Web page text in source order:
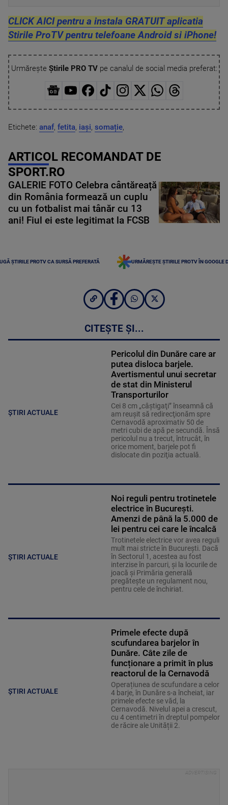
CLICK AICI pentru a instala GRATUIT aplicatia
Stirile ProTV pentru telefoane Android si iPhone!
Urmărește Știrile PRO TVpe canalul de social media preferat:
Etichete: anaf, fetita, iași, somație,
ARTICOL RECOMANDAT DE
SPORT.RO
GALERIE FOTO Celebra cântăreață
din România formează un cuplu
cu un fotbalist mai tânăr cu 13
ani! Fiul ei este legitimat la FCSB
ȘTIRILE PROTV CA SURSĂ PREFERATĂ URMĂREȘTE ȘTIRILE PROTV ÎN GOOGLE
CITEȘTE ȘI...
ȘTIRI ACTUALE
Pericolul din Dunăre care ar
putea disloca barjele.
Avertismentul unui secretar
de stat din Ministerul
Transporturilor
Cei 8 cm „câştigaţi” înseamnă că
am reuşit să redirecţionăm spre
Cernavodă aproximativ 50 de
metri cubi de apă pe secundă. Însă
pericolul nu a trecut, întrucât, în
orice moment, barjele pot fi
dislocate din poziţia actuală.
ȘTIRI ACTUALE
Noi reguli pentru trotinetele
electrice în București.
Amenzi de până la 5.000 de
lei pentru cei care le încalcă
Trotinetele electrice vor avea reguli
mult mai stricte în București. Dacă
în Sectorul 1, acestea au fost
interzise în parcuri, și la locurile de
joacă și Primăria generală
pregătește un regulament nou,
pentru cele de închiriat.
ȘTIRI ACTUALE
Primele efecte după
scufundarea barjelor în
Dunăre. Câte zile de
funcționare a primit în plus
reactorul de la Cernavodă
Operațiunea de scufundare a celor
4 barje, în Dunăre s-a încheiat, iar
primele efecte se văd, la
Cernavodă. Nivelul apei a crescut,
cu 4 centimetri în dreptul pompelor
de răcire ale Unității 2.